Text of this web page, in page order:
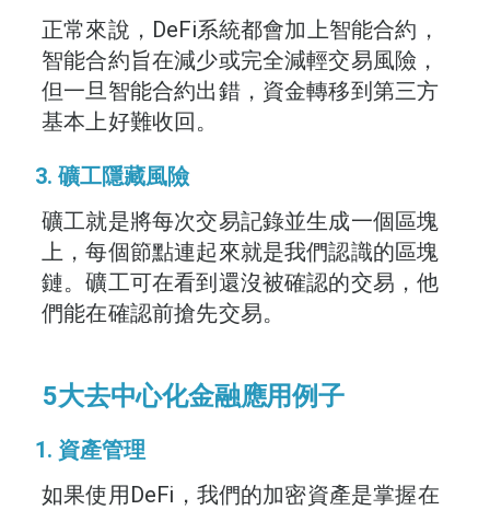
正常來說，DeFi系統都會加上智能合約，
智能合約旨在減少或完全減輕交易風險，
但一旦智能合約出錯，資金轉移到第三方
基本上好難收回。
3. 礦工隱藏風險
礦工就是將每次交易記錄並生成一個區塊
上，每個節點連起來就是我們認識的區塊
鏈。礦工可在看到還沒被確認的交易，他
們能在確認前搶先交易。
5大去中心化金融應用例子
1. 資產管理
如果使用DeFi，我們的加密資產是掌握在